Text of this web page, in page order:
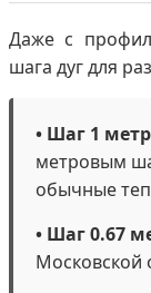
Даже с
шага дуг для
• Шаг 1
метровым
обычные
• Шаг 0.67
Московской